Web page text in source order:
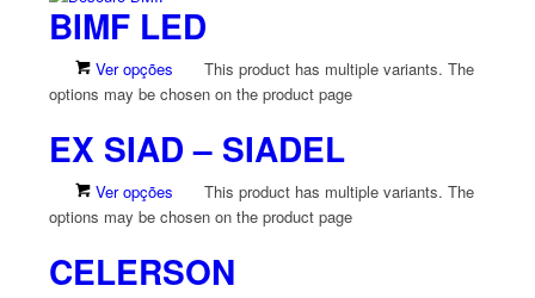
BIMF LED
Ver opções
This product has multiple variants. The
options may be chosen on the product page
EX SIAD – SIADEL
Ver opções
This product has multiple variants. The
options may be chosen on the product page
CELERSON